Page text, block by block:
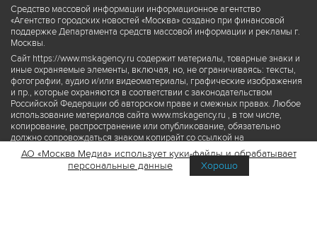
Средство массовой информации информационное агентство
«Агентство городских новостей «Москва» создано при финансовой
поддержке Департамента средств массовой информации и рекламы г.
Москвы.
Сайт https://www.mskagency.ru содержит материалы, товарные знаки и
иные охраняемые элементы, включая, но, не ограничиваясь: тексты,
фотографии, аудио и/или видеоматериалы, графические изображения
и пр., которые охраняются в соответствии с законодательством
Российской Федерации об авторском праве и смежных правах. Любое
использование материалов сайта www.mskagency.ru , в том числе,
копирование, распространение или опубликование, обязательно
должно сопровождаться знаком копирайт со ссылкой на
правообладателя © АО «Москва Медиа», а также гиперссылкой на сайт
www.mskagency.ru как на первоисточник информации. Переработка
материалов сайта www.mskagency.ru не допускается.
АО «Москва Медиа» использует куки-файлы и обрабатывает
персональные данные
Хорошо